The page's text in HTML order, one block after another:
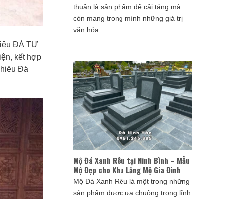
ĐÁ TỰ
kết hợp
Đá
thuần là sản phẩm để cải táng mà
còn mang trong mình những giá trị
văn hóa ...
Mộ Đá Xanh Rêu tại Ninh Bình – Mẫu
Mộ Đẹp cho Khu Lăng Mộ Gia Đình
Mộ Đá Xanh Rêu là một trong những
sản phẩm được ưa chuộng trong lĩnh